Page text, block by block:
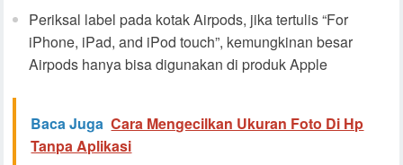
Periksal label pada kotak Airpods, jika tertulis “For
iPhone, iPad, and iPod touch”, kemungkinan besar
Airpods hanya bisa digunakan di produk Apple
Baca Juga Cara Mengecilkan Ukuran Foto Di Hp
Tanpa Aplikasi